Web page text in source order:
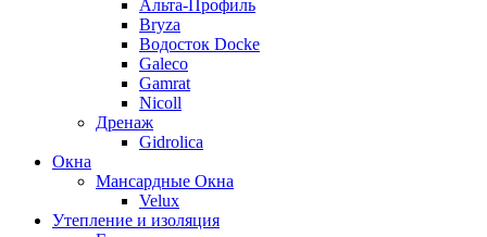
Альта-Профиль
Bryza
Водосток Docke
Galeco
Gamrat
Nicoll
Дренаж
Gidrolica
Окна
Мансардные Окна
Velux
Утепление и изоляция